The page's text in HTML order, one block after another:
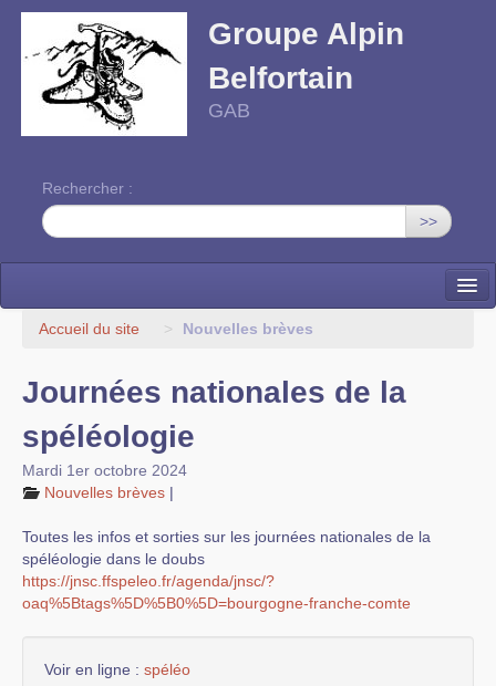
Groupe Alpin
Belfortain
GAB
Rechercher :
>>
Accueil
Contact
Recommandations
Liens
Documents
Sorties
Accueil du site > Nouvelles brèves
Journées nationales de la
spéléologie
Mardi 1er octobre 2024
Nouvelles brèves |
Toutes les infos et sorties sur les journées nationales de la
spéléologie dans le doubs
https://jnsc.ffspeleo.fr/agenda/jnsc/?
oaq%5Btags%5D%5B0%5D=bourgogne-franche-comte
Voir en ligne : spéléo